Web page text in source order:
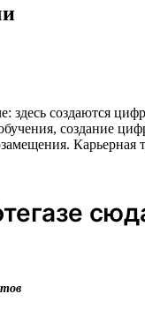
здесь создаются
создание
Карьерная